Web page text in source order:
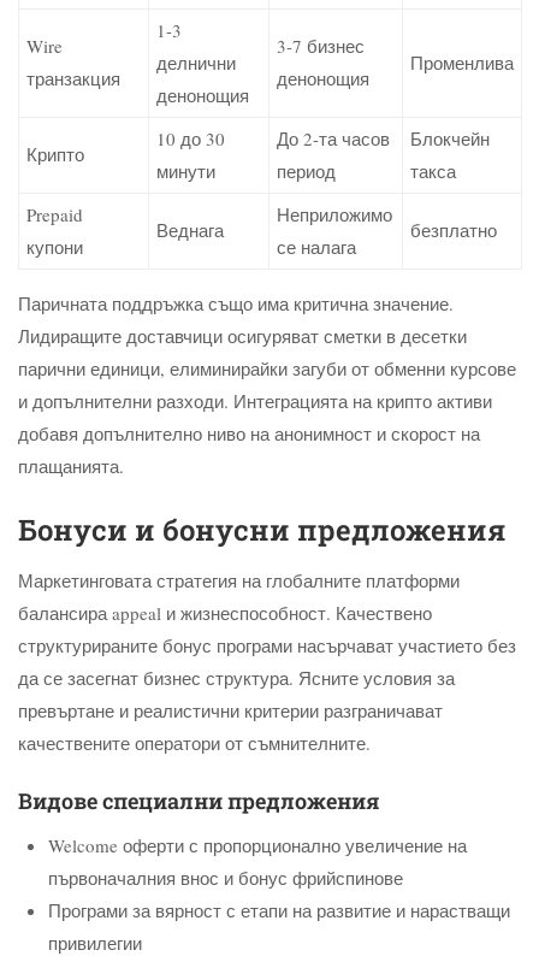
Wire
транзакция
1-3
делнични
денонощия
3-7 бизнес
денонощия
Променлива
Крипто
10 до 30
минути
До 2-та часов
период
Блокчейн
такса
Prepaid
купони
Веднага
Неприложимо
се налага
безплатно
Паричната поддръжка също има критична значение.
Лидиращите доставчици осигуряват сметки в десетки
парични единици, елиминирайки загуби от обменни курсове
и допълнителни разходи. Интеграцията на крипто активи
добавя допълнително ниво на анонимност и скорост на
плащанията.
Бонуси и бонусни предложения
Маркетинговата стратегия на глобалните платформи
балансира appeal и жизнеспособност. Качествено
структурираните бонус програми насърчават участието без
да се засегнат бизнес структура. Ясните условия за
превъртане и реалистични критерии разграничават
качествените оператори от съмнителните.
Видове специални предложения
Welcome оферти с пропорционално увеличение на
първоначалния внос и бонус фрийспинове
Програми за вярност с етапи на развитие и нарастващи
привилегии